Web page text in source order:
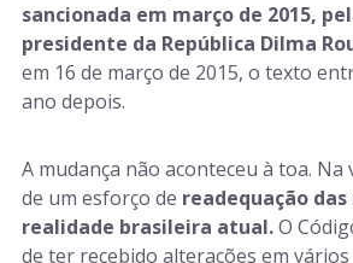
sancionada em março de 2015,
presidente da República Dilma
em 16 de março de 2015, o texto
ano depois.
A mudança não aconteceu à toa.
de um esforço de readequação
realidade brasileira atual.O
de ter recebido alterações em